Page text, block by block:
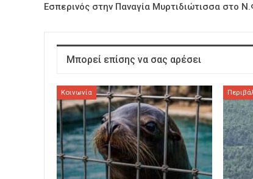
Εσπερινός στην Παναγία Μυρτιδιώτισσα στο
Μπορεί επίσης να σας αρέσει
Κοινωνία